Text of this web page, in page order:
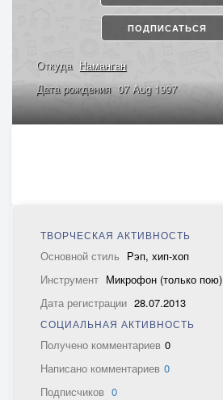
ПОДПИСАТЬСЯ
Откуда Наманган
Дата рождения 07 Aug 1997
ТВОРЧЕСКАЯ АКТИВНОСТЬ
Основной стиль Рэп, хип-хоп
Инструмент Микрофон (только пою)
Дата регистрации 28.07.2013
СОЦИАЛЬНАЯ АКТИВНОСТЬ
Получено комментариев 0
Написано комментариев 0
Подписчиков 0